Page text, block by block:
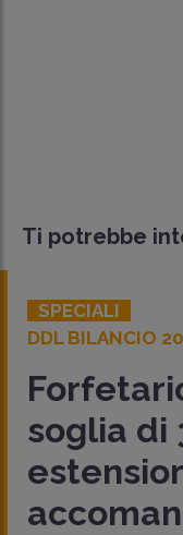
Ti potrebbe
SPECIALI
DDL BILANCIO
soglia di